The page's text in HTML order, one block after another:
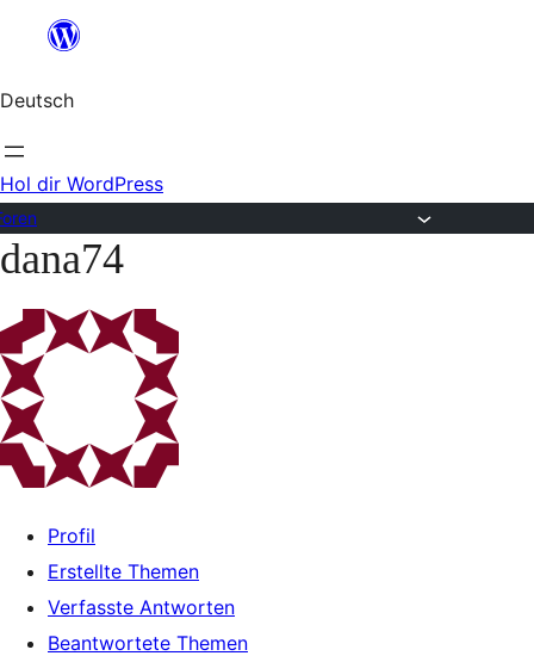
springen
Deutsch
Hol dir WordPress
Zum
springen
dana74
Profil
Erstellte Themen
Verfasste Antworten
Beantwortete Themen